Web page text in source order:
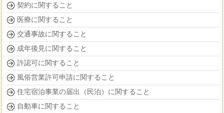
契約に関すること
医療に関すること
交通事故に関すること
成年後見に関すること
許認可に関すること
風俗営業許可申請に関すること
住宅宿泊事業の届出（民泊）に関すること
自動車に関すること